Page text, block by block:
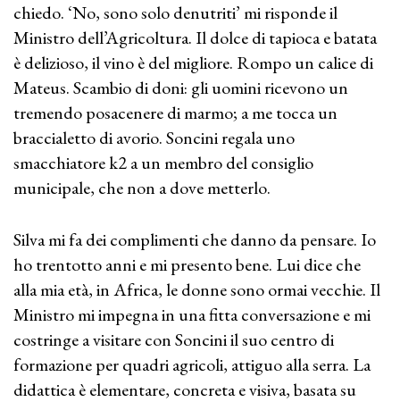
chiedo. ‘No, sono solo denutriti’ mi risponde il
Ministro dell’Agricoltura. Il dolce di tapioca e batata
è delizioso, il vino è del migliore. Rompo un calice di
Mateus. Scambio di doni: gli uomini ricevono un
tremendo posacenere di marmo; a me tocca un
braccialetto di avorio. Soncini regala uno
smacchiatore k2 a un membro del consiglio
municipale, che non a dove metterlo.
Silva mi fa dei complimenti che danno da pensare. Io
ho trentotto anni e mi presento bene. Lui dice che
alla mia età, in Africa, le donne sono ormai vecchie. Il
Ministro mi impegna in una fitta conversazione e mi
costringe a visitare con Soncini il suo centro di
formazione per quadri agricoli, attiguo alla serra. La
didattica è elementare, concreta e visiva, basata su